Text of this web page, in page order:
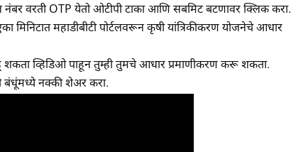
वरती OTP येतो ओटीपी टाका आणि सबमिट बटणावर क्लिक करा.
मिनिटात महाडीबीटी पोर्टलवरून कृषी यांत्रिकीकरण योजनेचे आधार
शकता व्हिडिओ पाहून तुम्ही तुमचे आधार प्रमाणीकरण करू शकता.
बंधूंमध्ये नक्की शेअर करा.